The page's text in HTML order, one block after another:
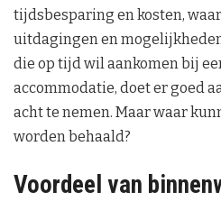
tijdsbesparing en kosten,
uitdagingen en
die op tijd wil aankomen bij
accommodatie, doet er goed
acht te nemen. Maar waar
worden behaald?
Voordeel van